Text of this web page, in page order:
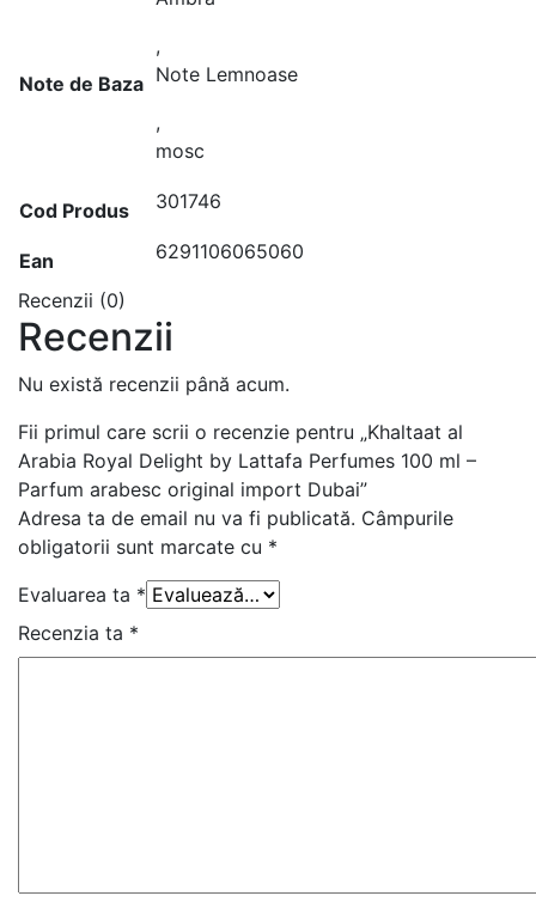
Note de Baza
,
Note Lemnoase
,
mosc
Cod Produs 301746
Ean 6291106065060
Recenzii (0)
Recenzii
Nu există recenzii până acum.
Fii primul care scrii o recenzie pentru „Khaltaat al
Arabia Royal Delight by Lattafa Perfumes 100 ml –
Parfum arabesc original import Dubai”
Adresa ta de email nu va fi publicată. Câmpurile
obligatorii sunt marcate cu *
Evaluarea ta *
Recenzia ta *